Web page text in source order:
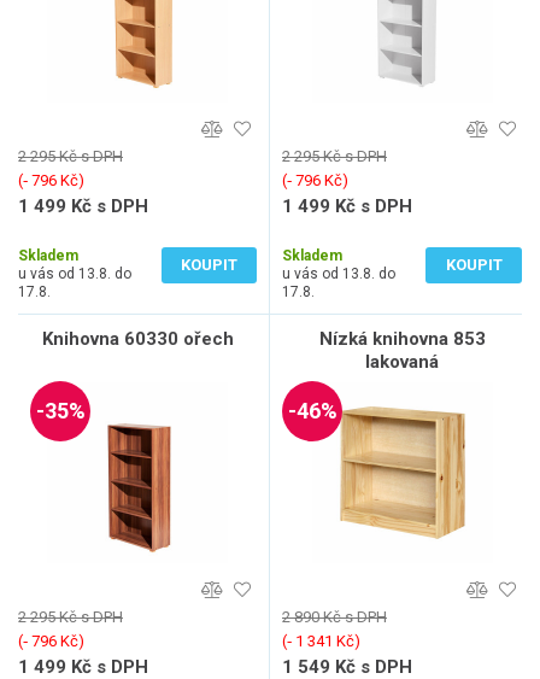
2 295 Kč s DPH
(‐ 796 Kč)
1 499 Kč s DPH
Skladem
u vás od 13.8. do
17.8.
KOUPIT
2 295 Kč s DPH
(‐ 796 Kč)
1 499 Kč s DPH
Skladem
u vás od 13.8. do
17.8.
KOUPIT
Knihovna 60330 ořech
-35%
2 295 Kč s DPH
(‐ 796 Kč)
1 499 Kč s DPH
Nízká knihovna 853
lakovaná
-46%
2 890 Kč s DPH
(‐ 1 341 Kč)
1 549 Kč s DPH